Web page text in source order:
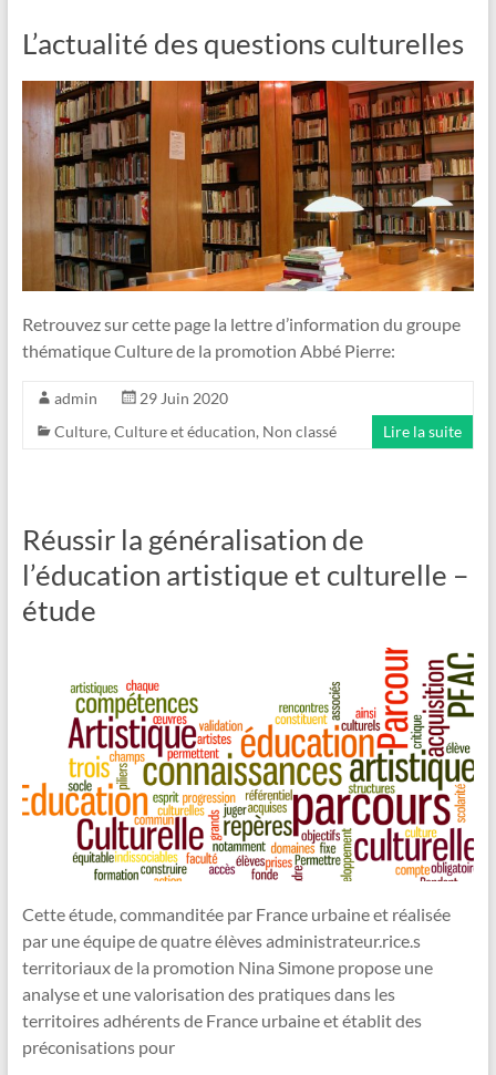
L’actualité des questions culturelles
Retrouvez sur cette page la lettre d’information du groupe
thématique Culture de la promotion Abbé Pierre:
admin
29 Juin 2020
Culture,Culture et éducation, Non classé Lire la suite
Réussir la généralisation de
l’éducation artistique et culturelle –
étude
Cette étude, commanditée par France urbaine et réalisée
par une équipe de quatre élèves administrateur.rice.s
territoriaux de la promotion Nina Simone propose une
analyse et une valorisation des pratiques dans les
territoires adhérents de France urbaine et établit des
préconisations pour